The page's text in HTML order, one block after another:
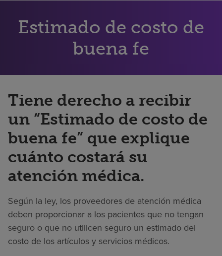
Estimado de costo de
buena fe
Tiene derecho a recibir
un “Estimado de costo de
buena fe” que explique
cuánto costará su
atención médica.
Según la ley, los proveedores de atención médica
deben proporcionar a los pacientes que no tengan
seguro o que no utilicen seguro un estimado del
costo de los artículos y servicios médicos.